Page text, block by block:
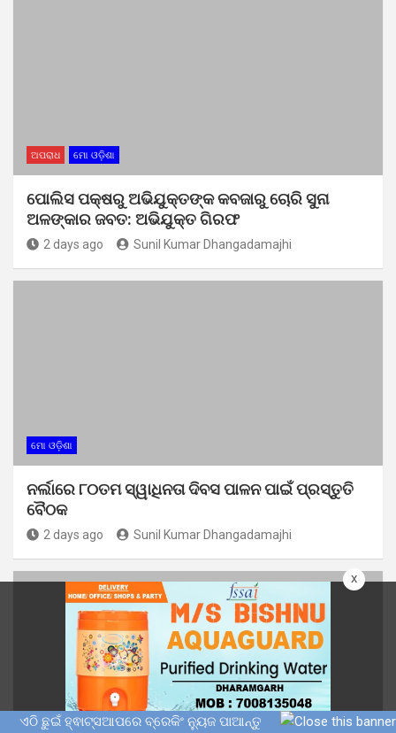
x
ଅପରାଧ ମୋ ଓଡ଼ିଶା
ପୋଲିସ ପକ୍ଷରୁ ଅଭିଯୁକ୍ତଙ୍କ କବଜାରୁ ଚୋରି ସୁନା
ଅଳଙ୍କାର ଜବତ: ଅଭିଯୁକ୍ତ ଗିରଫ
2 days ago Sunil Kumar Dhangadamajhi
ମୋ ଓଡ଼ିଶା
ନର୍ଲାରେ ୮୦ତମ ସ୍ୱାଧିନତା ଦିବସ ପାଳନ ପାଇଁ ପ୍ରସ୍ତୁତି
ବୈଠକ
2 days ago Sunil Kumar Dhangadamajhi
ଏଠି ଛୁଇଁ ହ୍ଵାଟ୍ସଆପରେ ବ୍ରେକିଂ ନ୍ୟୁଜ ପାଆନ୍ତୁ